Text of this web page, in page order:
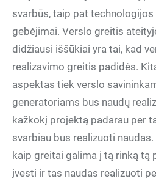
svarbūs, taip pat
gebėjimai. Verslo greitis
didžiausi iššūkiai yra tai, kad
realizavimo greitis padidės.
aspektas tiek verslo
generatoriams bus naudų
kažkokį projektą padarau per
svarbiau bus realizuoti
kaip greitai galima į tą rinką tą
įvesti ir tas naudas realizuoti